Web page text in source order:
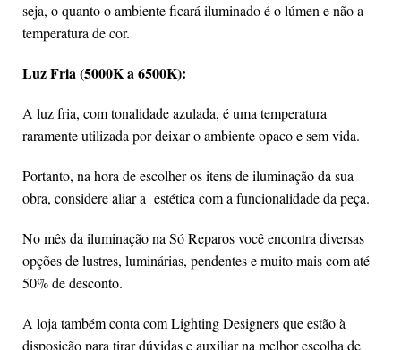
seja, o quanto o ambiente ficará iluminado é o lúmen e não a
temperatura de cor.
Luz Fria (5000K a 6500K):
A luz fria, com tonalidade azulada, é uma temperatura
raramente utilizada por deixar o ambiente opaco e sem vida.
Portanto, na hora de escolher os itens de iluminação da sua
obra, considere aliar a estética com a funcionalidade da peça.
No mês da iluminação na Só Reparos você encontra diversas
opções de lustres, luminárias, pendentes e muito mais com até
50% de desconto.
A loja também conta com Lighting Designers que estão à
disposição para tirar dúvidas e auxiliar na melhor escolha de